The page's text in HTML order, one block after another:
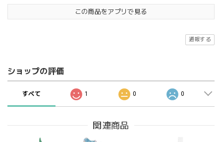
この商品をアプリで見る
通報する
ショップの評価
すべて 1 0 0
関連商品